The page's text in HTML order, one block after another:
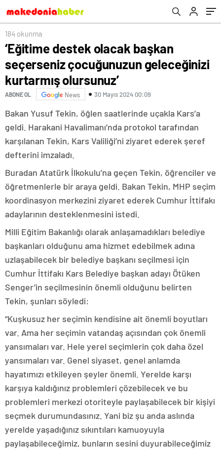
184 okunma
‘Eğitime destek olacak başkan
seçerseniz çocuğunuzun geleceğinizi
kurtarmış olursunuz’
ABONE OL News 30 Mayıs 2024 00:09
Bakan Yusuf Tekin, öğlen saatlerinde uçakla Kars’a
geldi. Harakani Havalimanı’nda protokol tarafından
karşılanan Tekin, Kars Valiliği’ni ziyaret ederek şeref
defterini imzaladı.
Buradan Atatürk İlkokulu’na geçen Tekin, öğrenciler ve
öğretmenlerle bir araya geldi. Bakan Tekin, MHP seçim
koordinasyon merkezini ziyaret ederek Cumhur İttifakı
adaylarının desteklenmesini istedi.
Milli Eğitim Bakanlığı olarak anlaşamadıkları belediye
başkanları olduğunu ama hizmet edebilmek adına
uzlaşabilecek bir belediye başkanı seçilmesi için
Cumhur İttifakı Kars Belediye başkan adayı Ötüken
Senger’in seçilmesinin önemli olduğunu belirten
Tekin, şunları söyledi:
“Kuşkusuz her seçimin kendisine ait önemli boyutları
var. Ama her seçimin vatandaş açısından çok önemli
yansımaları var. Hele yerel seçimlerin çok daha özel
yansımaları var. Genel siyaset, genel anlamda
hayatımızı etkileyen şeyler önemli. Yerelde karşı
karşıya kaldığınız problemleri çözebilecek ve bu
problemleri merkezi otoriteyle paylaşabilecek bir kişiyi
seçmek durumundasınız. Yani biz şu anda aslında
yerelde yaşadığınız sıkıntıları kamuoyuyla
paylaşabileceğimiz, bunların sesini duyurabileceğimiz